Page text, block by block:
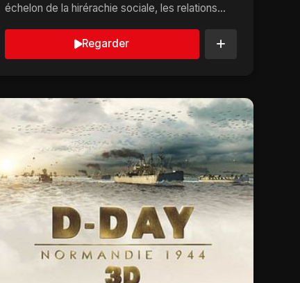
échelon de la hirérachie sociale, les relations
Regarder